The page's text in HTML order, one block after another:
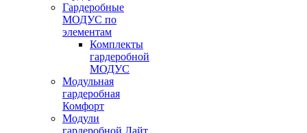
Гардеробные
МОДУС по
элементам
Комплекты
гардеробной
МОДУС
Модульная
гардеробная
Комфорт
Модули
гардеробной Лайт